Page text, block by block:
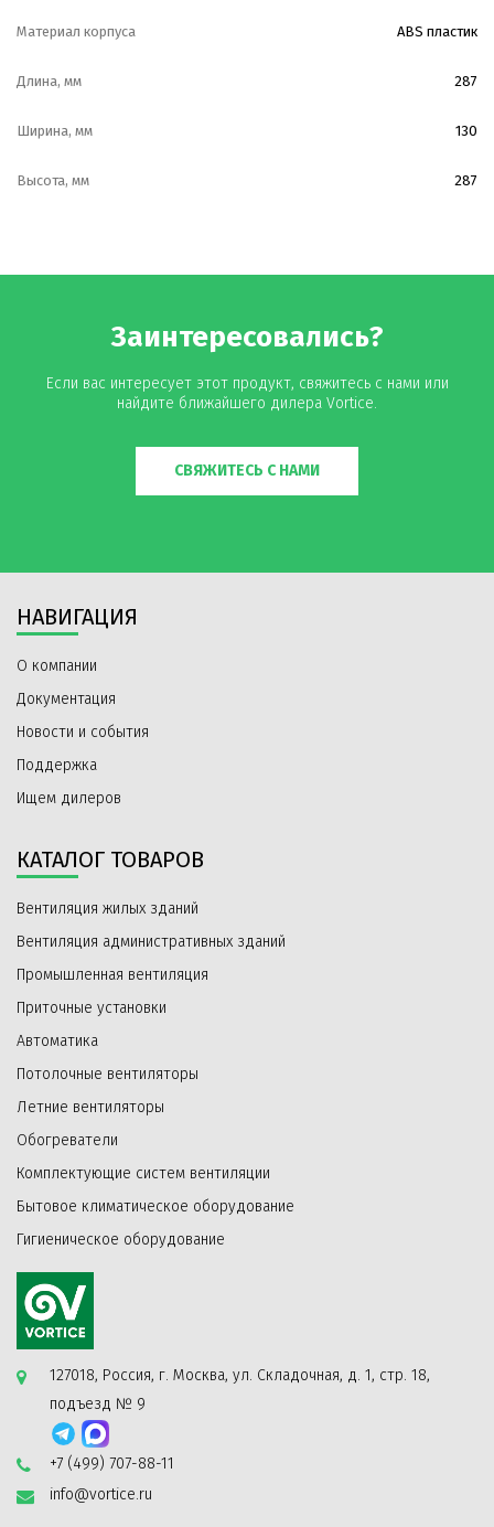
Материал корпуса ABS пластик
Длина, мм 287
Ширина, мм 130
Высота, мм 287
Заинтересовались?
Если вас интересует этот продукт, свяжитесь с нами или
найдите ближайшего дилера Vortice.
СВЯЖИТЕСЬ С НАМИ
НАВИГАЦИЯ
О компании
Документация
Новости и события
Поддержка
Ищем дилеров
КАТАЛОГ ТОВАРОВ
Вентиляция жилых зданий
Вентиляция административных зданий
Промышленная вентиляция
Приточные установки
Автоматика
Потолочные вентиляторы
Летние вентиляторы
Обогреватели
Комплектующие систем вентиляции
Бытовое климатическое оборудование
Гигиеническое оборудование
127018, Россия, г. Москва, ул. Складочная, д. 1, стр. 18,
подъезд № 9
+7 (499) 707-88-11
info@vortice.ru